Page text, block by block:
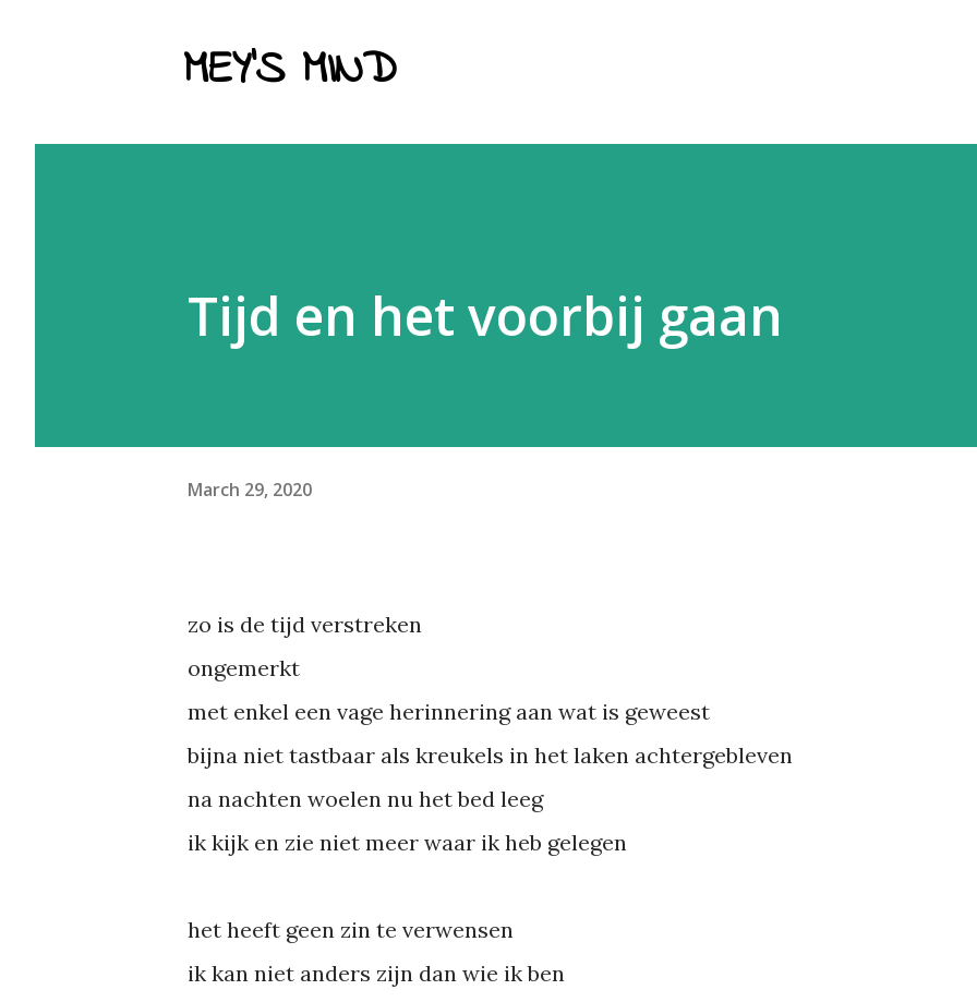
MEY'S MIND
Tijd en het voorbij gaan
March 29, 2020
zo is de tijd verstreken
ongemerkt
met enkel een vage herinnering aan wat is geweest
bijna niet tastbaar als kreukels in het laken achtergebleven
na nachten woelen nu het bed leeg
ik kijk en zie niet meer waar ik heb gelegen
het heeft geen zin te verwensen
ik kan niet anders zijn dan wie ik ben